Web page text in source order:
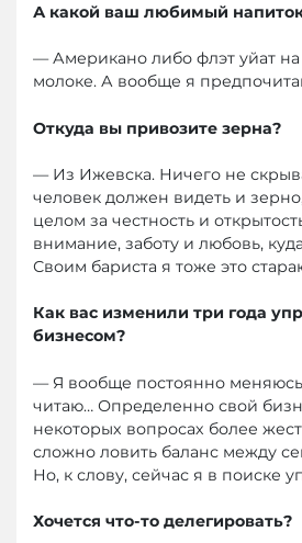
А какой ваш любимый
— Американо либо флэт уйат
молоке. А вообще я
Откуда вы привозите зерна?
— Из Ижевска. Ничего не
человек должен видеть и
целом за честность и
внимание, заботу и любовь,
Своим бариста я тоже это
Как вас изменили три года
бизнесом?
— Я вообще постоянно
читаю… Определенно свой
некоторых вопросах более
сложно ловить баланс между
Но, к слову, сейчас я в поиске
Хочется что-то делегировать?